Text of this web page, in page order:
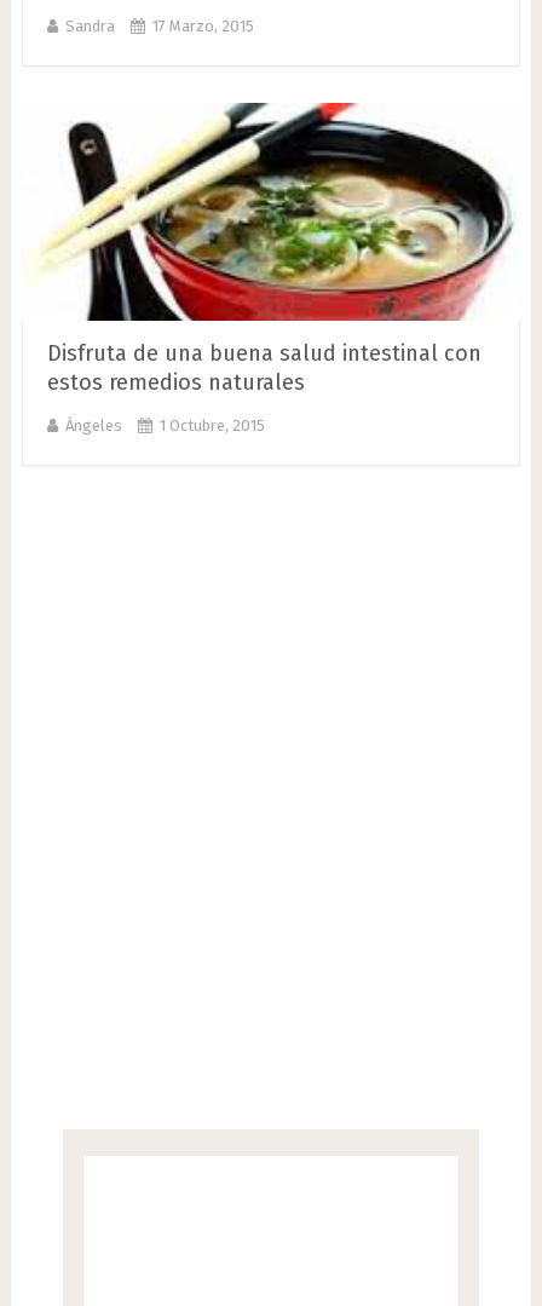
Sandra 17 Marzo, 2015
Disfruta de una buena salud intestinal con
estos remedios naturales
Ángeles 1 Octubre, 2015